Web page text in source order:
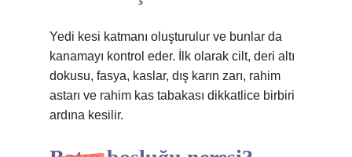
Yedi kesi katmanı oluşturulur ve bunlar da
kanamayı kontrol eder. İlk olarak cilt, deri altı
dokusu, fasya, kaslar, dış karın zarı, rahim
astarı ve rahim kas tabakası dikkatlice birbiri
ardına kesilir.